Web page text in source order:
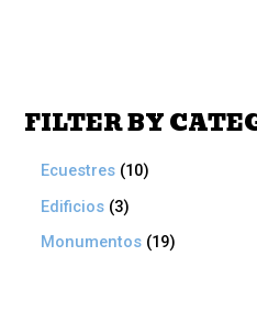
FILTER BY
Ecuestres 10
Edificios 3
Monumentos 19